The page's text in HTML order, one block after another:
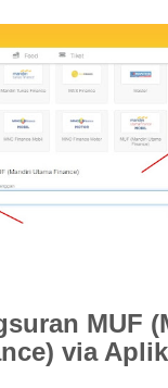
MUF
via